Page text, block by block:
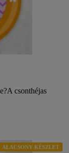
csonthéjas
ALACSONY KÉSZLET